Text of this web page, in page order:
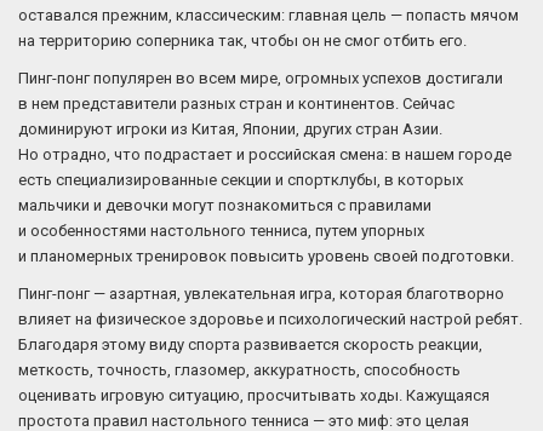
оставался прежним, классическим: главная цель — попасть мячом
на территорию соперника так, чтобы он не смог отбить его.
Пинг-понг популярен во всем мире, огромных успехов достигали
в нем представители разных стран и континентов. Сейчас
доминируют игроки из Китая, Японии, других стран Азии.
Но отрадно, что подрастает и российская смена: в нашем городе
есть специализированные секции и спортклубы, в которых
мальчики и девочки могут познакомиться с правилами
и особенностями настольного тенниса, путем упорных
и планомерных тренировок повысить уровень своей подготовки.
Пинг-понг — азартная, увлекательная игра, которая благотворно
влияет на физическое здоровье и психологический настрой ребят.
Благодаря этому виду спорта развивается скорость реакции,
меткость, точность, глазомер, аккуратность, способность
оценивать игровую ситуацию, просчитывать ходы. Кажущаяся
простота правил настольного тенниса — это миф: это целая